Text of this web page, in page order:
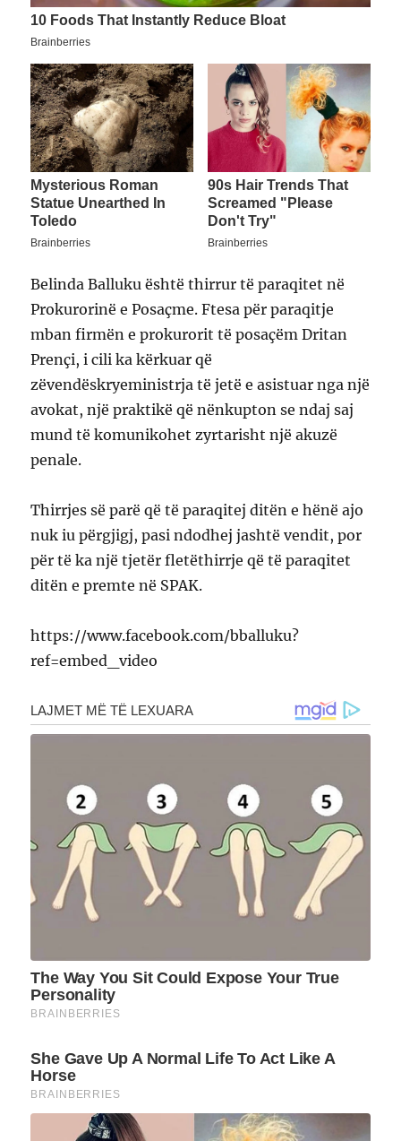
Belinda Balluku është thirrur të paraqitet në
Prokurorinë e Posaçme. Ftesa për paraqitje
mban firmën e prokurorit të posaçëm Dritan
Prençi, i cili ka kërkuar që
zëvendëskryeministrja të jetë e asistuar nga një
avokat, një praktikë që nënkupton se ndaj saj
mund të komunikohet zyrtarisht një akuzë
penale.
Thirrjes së parë që të paraqitej ditën e hënë ajo
nuk iu përgjigj, pasi ndodhej jashtë vendit, por
për të ka një tjetër fletëthirrje që të paraqitet
ditën e premte në SPAK.
https://www.facebook.com/bballuku?
ref=embed_video